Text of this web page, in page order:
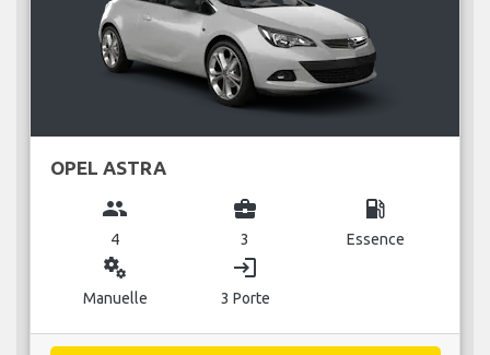
OPEL ASTRA
group
4
business_center
3
local_gas_station
Essence
miscellaneous_services
Manuelle
login
3 Porte